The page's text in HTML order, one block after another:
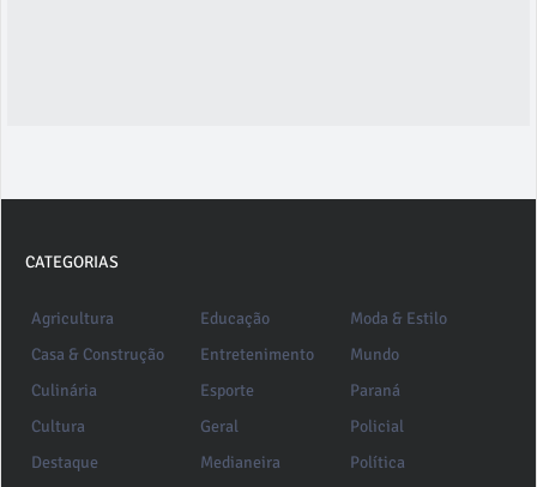
CATEGORIAS
Agricultura
Casa & Construção
Culinária
Cultura
Destaque
Educação
Entretenimento
Esporte
Geral
Medianeira
Moda & Estilo
Mundo
Paraná
Policial
Política